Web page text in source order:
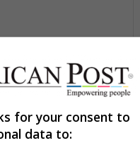
for your consent to
data to: